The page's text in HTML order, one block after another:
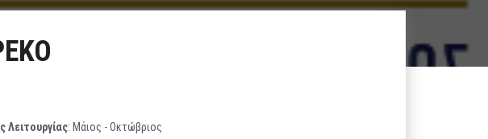
Λειτουργίας: Μάιος - Οκτώβριος